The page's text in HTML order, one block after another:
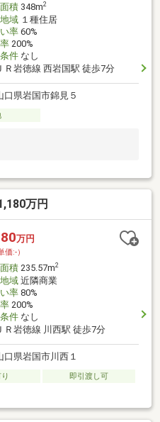
積348m2
域１種住居
率60%
200%
件なし
ＪＲ岩徳線 西岩国駅 徒歩7分
口県岩国市錦見５
万円
万円
価:-）
積235.57m2
域近隣商業
率80%
200%
件なし
ＪＲ岩徳線 川西駅 徒歩7分
口県岩国市川西１
即引渡し可